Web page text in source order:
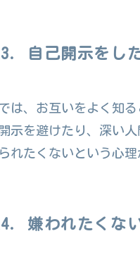
自己開示をし
は、お互いをよく知
示を避けたり、深い
れたくないという心
嫌われたくな